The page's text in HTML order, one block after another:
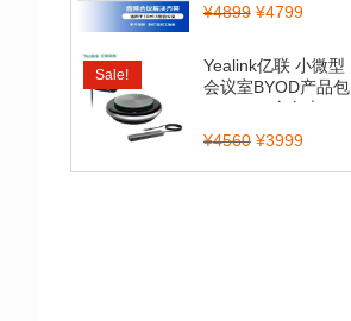
¥4899 ¥4799
Sale!
Yealink亿联 小微型
会议室BYOD产品包
（CP900全向麦...
¥4560 ¥3999